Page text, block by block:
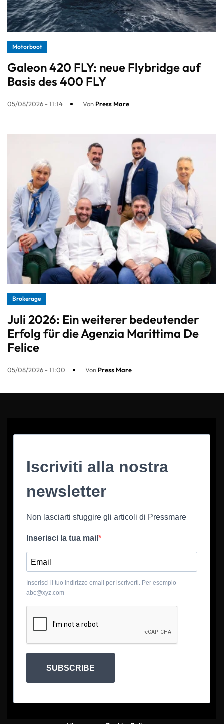
Motorboot
Galeon 420 FLY: neue Flybridge auf
Basis des 400 FLY
05/08/2026 - 11:14 Von Press Mare
Brokerage
Juli 2026: Ein weiterer bedeutender
Erfolg für die Agenzia Marittima De
Felice
05/08/2026 - 11:00 Von Press Mare
Iscriviti alla nostra
newsletter
Non lasciarti sfuggire gli articoli di Pressmare
Inserisci la tua mail
Inserisci il tuo indirizzo email per iscriverti. Per esempio
abc@xyz.com
SUBSCRIBE